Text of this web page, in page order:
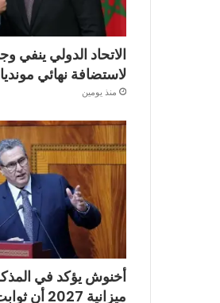
الاتحاد الدولي ينفي
لاستضافة نهائي مونديال
منذ يومين
أخنوش يؤكد في
ميزانية